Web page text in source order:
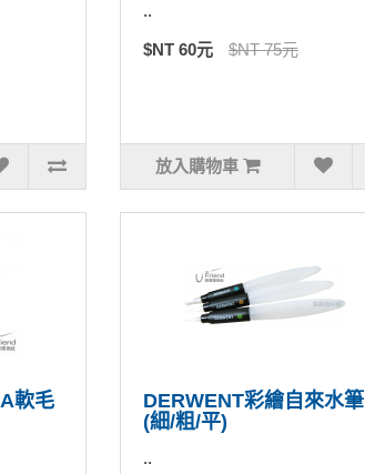
..
$NT 60元 $NT 75元
放入購物車
軟毛
DERWENT彩繪自來水筆
(細/粗/平)
..